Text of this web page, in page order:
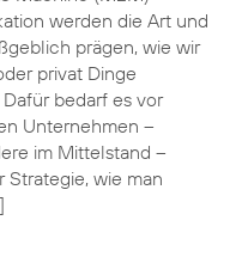
werden die Art und
prägen, wie wir
privat Dinge
bedarf es vor
Unternehmen –
im Mittelstand –
Strategie, wie man